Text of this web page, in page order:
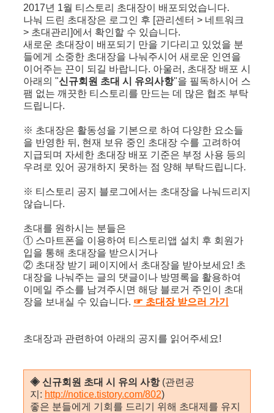
2017년 1월 티스토리 초대장이 배포되었습니다.
나눠 드린 초대장은 로그인 후 [관리센터 > 네트워크
> 초대관리]에서 확인할 수 있습니다.
새로운 초대장이 배포되기 만을 기다리고 있었을 분
들에게 소중한 초대장을 나눠주시어 새로운 인연을
이어주는 끈이 되길 바랍니다. 아울러, 초대장 배포 시
아래의 "신규회원 초대 시 유의사항"을 필독하시어 스
팸 없는 깨끗한 티스토리를 만드는 데 많은 협조 부탁
드립니다.
※ 초대장은 활동성을 기본으로 하여 다양한 요소들
을 반영한 뒤, 현재 보유 중인 초대장 수를 고려하여
지급되며 자세한 초대장 배포 기준은 부정 사용 등의
우려로 있어 공개하지 못하는 점 양해 부탁드립니다.
※ 티스토리 공지 블로그에서는 초대장을 나눠드리지
않습니다.
초대를 원하시는 분들은
① 스마트폰을 이용하여 티스토리앱 설치 후 회원가
입을 통해 초대장을 받으시거나
② 초대장 받기 페이지에서 초대장을 받아보세요! 초
대장을 나눠주는 글의 댓글이나 방명록을 활용하여
이메일 주소를 남겨주시면 해당 블로거 주인이 초대
장을 보내실 수 있습니다. ☞ 초대장 받으러 가기
초대장과 관련하여 아래의 공지를 읽어주세요!
◈ 신규회원 초대 시 유의 사항(관련공
지: http://notice.tistory.com/802)
좋은 분들에게 기회를 드리기 위해 초대제를 유지